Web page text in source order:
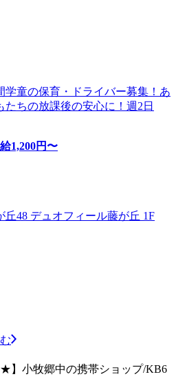
学童の保育・ドライバー募集！あ
ちの放課後の安心に！週2日
1,200円〜
48 デュオフィール藤が丘 1F
】小牧郷中の携帯ショップ/KB6